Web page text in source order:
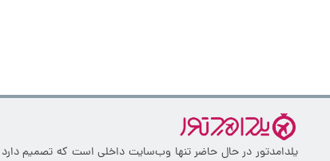
یلدامدتور در حال حاضر تنها وب‌سایت داخلی است که تصمیم دارد